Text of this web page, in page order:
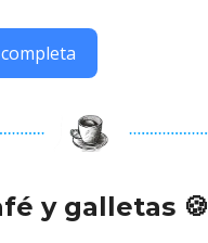
y galletas 🍪